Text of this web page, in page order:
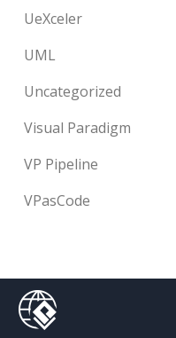
UeXceler
UML
Uncategorized
Visual Paradigm
VP Pipeline
VPasCode